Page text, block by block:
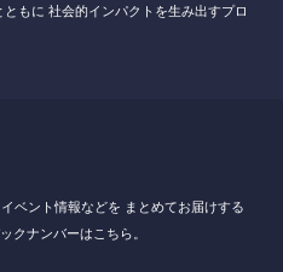
ともに 社会的インパクトを生み出すプロ
ベント情報などを まとめてお届けする
クナンバーはこちら。